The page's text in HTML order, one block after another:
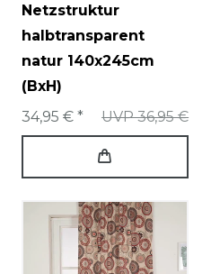
Netzstruktur
halbtransparent
natur 140x245cm
(BxH)
UVP 36,95 €
34,95 € *